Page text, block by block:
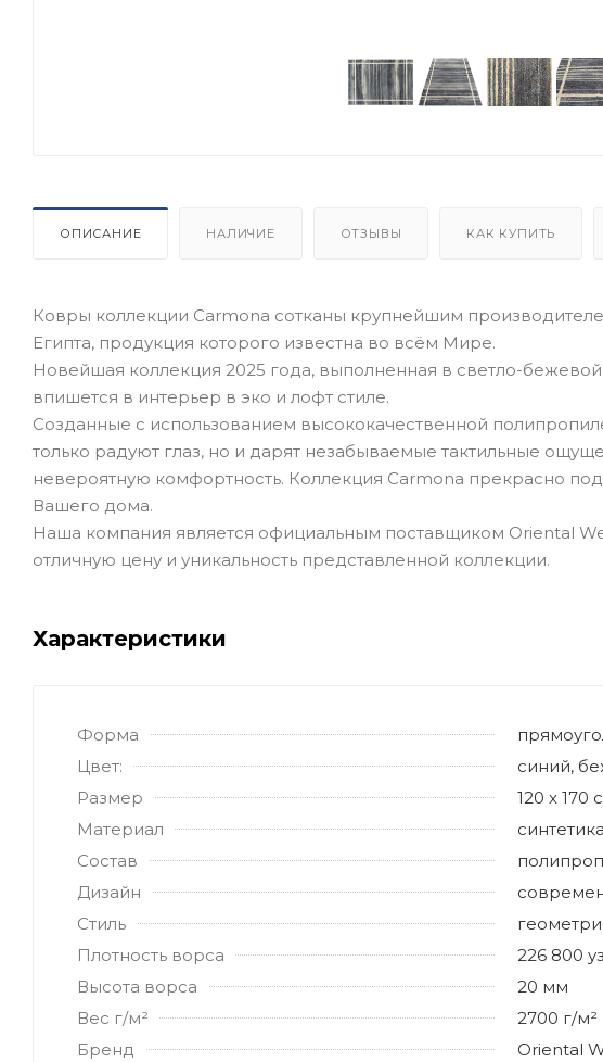
ОПИСАНИЕ НАЛИЧИЕ ОТЗЫВЫ КАК КУПИТЬ
Ковры коллекции Carmona сотканы крупнейшим
Египта, продукция которого известна во всём Мире.
Новейшая коллекция 2025 года, выполненная в светло-
впишется в интерьер в эко и лофт стиле.
Созданные с использованием высококачественной
только радуют глаз, но и дарят незабываемые тактильные
невероятную комфортность. Коллекция Carmona прекрасно
Вашего дома.
Наша компания является официальным поставщиком Oriental
отличную цену и уникальность представленной коллекции.
Характеристики
Форма
Цвет:
синий,
Размер
120 x 170
Материал
синтетика
Состав
Дизайн
Стиль
Плотность ворса
226 800
Высота ворса
20 мм
Вес г/м²
2700 г/м²
Бренд
Oriental